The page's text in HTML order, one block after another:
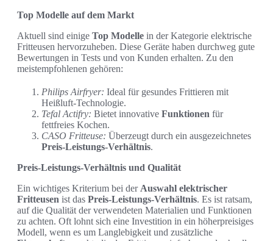
Top Modelle auf dem Markt
Aktuell sind einige Top Modelle in der Kategorie elektrische
Fritteusen hervorzuheben. Diese Geräte haben durchweg gute
Bewertungen in Tests und von Kunden erhalten. Zu den
meistempfohlenen gehören:
Philips Airfryer: Ideal für gesundes Frittieren mit
Heißluft-Technologie.
Tefal Actifry: Bietet innovative Funktionen für
fettfreies Kochen.
CASO Fritteuse: Überzeugt durch ein ausgezeichnetes
Preis-Leistungs-Verhältnis.
Preis-Leistungs-Verhältnis und Qualität
Ein wichtiges Kriterium bei der Auswahl elektrischer
Fritteusen ist das Preis-Leistungs-Verhältnis. Es ist ratsam,
auf die Qualität der verwendeten Materialien und Funktionen
zu achten. Oft lohnt sich eine Investition in ein höherpreisiges
Modell, wenn es um Langlebigkeit und zusätzliche